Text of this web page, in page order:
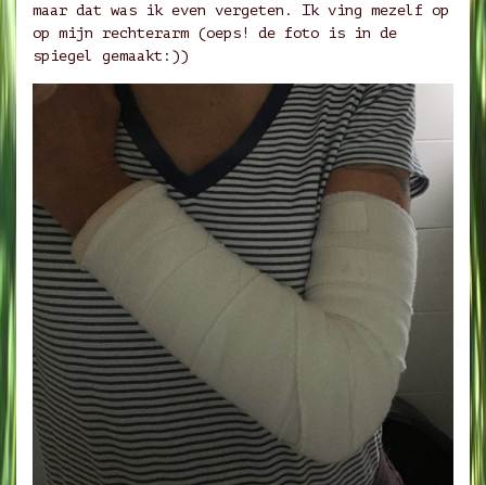
maar dat was ik even vergeten. Ik ving mezelf op
op mijn rechterarm (oeps! de foto is in de
spiegel gemaakt:))